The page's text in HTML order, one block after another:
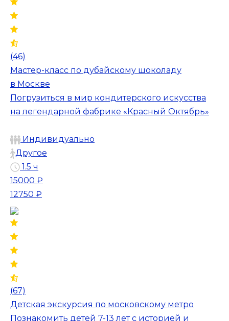
(46)
Мастер-класс по дубайскому шоколаду
в Москве
Погрузиться в мир кондитерского искусства
на легендарной фабрике «Красный Октябрь»
Индивидуально
Другое
1.5 ч
15000 ₽
12750 ₽
(67)
Детская экскурсия по московскому метро
Познакомить детей 7-13 лет с историей и